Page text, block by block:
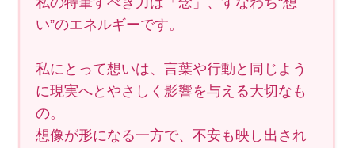
い”のエネルギーです。
私にとって想いは、言葉や行動と同じよう
に現実へとやさしく影響を与える大切なも
の。
想像が形になる一方で、不安も映し出され